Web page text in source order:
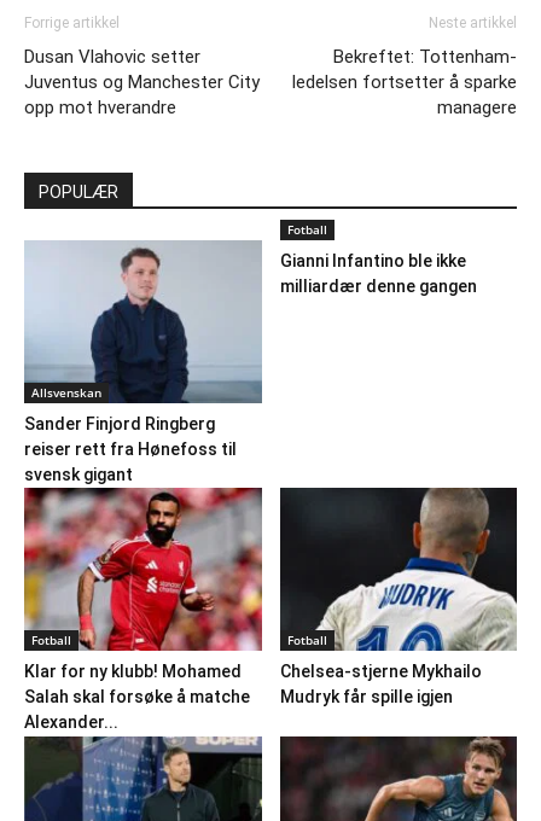
Forrige artikkel
Dusan Vlahovic setter
Juventus og Manchester City
opp mot hverandre
Neste artikkel
Bekreftet: Tottenham-
ledelsen fortsetter å sparke
managere
POPULÆR
Allsvenskan
Sander Finjord Ringberg
reiser rett fra Hønefoss til
svensk gigant
Fotball
Gianni Infantino ble ikke
milliardær denne gangen
Fotball
Klar for ny klubb! Mohamed
Salah skal forsøke å matche
Alexander...
Fotball
Chelsea-stjerne Mykhailo
Mudryk får spille igjen